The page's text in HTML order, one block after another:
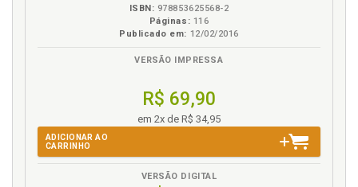
Referências, p. 115
(debilidade física) e argumentos de defesa, p. 64
Velhice afasta dos negócios e os argumentos de
ISBN: 978853625568-2
Páginas: 116
Publicado em: 12/02/2016
VERSÃO IMPRESSA
R$ 69,90
em 2x de R$ 34,95
ADICIONAR AO
CARRINHO
VERSÃO DIGITAL